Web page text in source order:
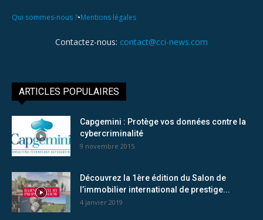
Qui sommes-nous ?•Mentions légales
Contactez-nous: contact@cci-news.com
ARTICLES POPULAIRES
Capgemini : Protège vos données contre la
cybercriminalité
9 novembre 2015
Découvrez la 1ère édition du Salon de
l’immobilier international de prestige...
4 janvier 2019